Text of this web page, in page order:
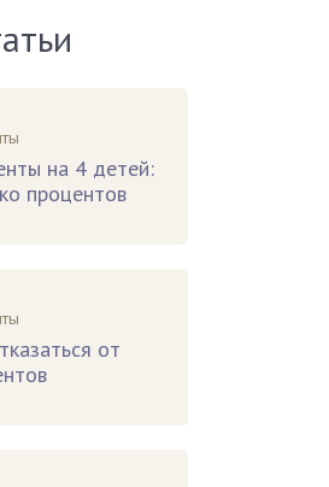
на 4 детей:
процентов
от